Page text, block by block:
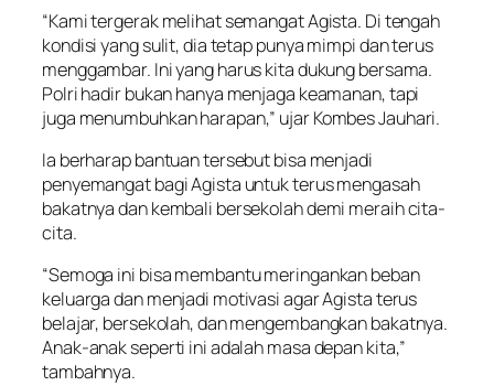
“Kami tergerak melihat semangat Agista. Di tengah
kondisi yang sulit, dia tetap punya mimpi dan terus
menggambar. Ini yang harus kita dukung bersama.
Polri hadir bukan hanya menjaga keamanan, tapi
juga menumbuhkan harapan,” ujar Kombes Jauhari.
Ia berharap bantuan tersebut bisa menjadi
penyemangat bagi Agista untuk terus mengasah
bakatnya dan kembali bersekolah demi meraih cita-
cita.
“Semoga ini bisa membantu meringankan beban
keluarga dan menjadi motivasi agar Agista terus
belajar, bersekolah, dan mengembangkan bakatnya.
Anak-anak seperti ini adalah masa depan kita,”
tambahnya.